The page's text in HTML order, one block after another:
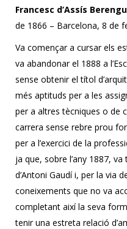
Francesc d’Assís
de 1866 – Barcelona, 8 de
Va començar a cursar els
va abandonar el 1888 a
sense obtenir el títol
més aptituds per a les
per a altres tècniques o de
carrera sense rebre prou
per a l’exercici de la
ja que, sobre l’any 1887,
d’Antoni Gaudí i, per la via
coneixements que no va
completant així la seva
tenir una estreta relació